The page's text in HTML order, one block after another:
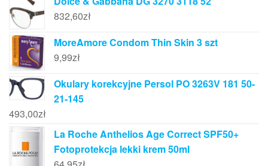
832,60zł
MoreAmore Condom Thin Skin 3 szt
9,99zł
Okulary korekcyjne Persol PO 3263V 181 50-
21-145
493,00zł
La Roche Anthelios Age Correct SPF50+
Fotoprotekcja lekki krem 50ml